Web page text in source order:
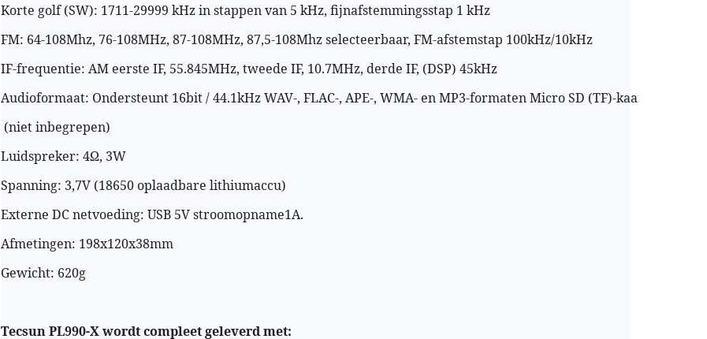
Korte golf (SW): 1711-29999 kHz in stappen van 5 kHz, fijnafstemmingsstap 1 kHz
FM: 64-108Mhz, 76-108MHz, 87-108MHz, 87,5-108Mhz selecteerbaar, FM-afstemstap 100kHz/10kHz
IF-frequentie: AM eerste IF, 55.845MHz, tweede IF, 10.7MHz, derde IF, (DSP) 45kHz
Audioformaat: Ondersteunt 16bit / 44.1kHz WAV-, FLAC-, APE-, WMA- en MP3-formaten Micro SD (TF)-kaart tot 128G
(niet inbegrepen)
Luidspreker: 4Ω, 3W
Spanning: 3,7V (18650 oplaadbare lithiumaccu)
Externe DC netvoeding: USB 5V stroomopname1A.
Afmetingen: 198x120x38mm
Gewicht: 620g
Tecsun PL990-X wordt compleet geleverd met: